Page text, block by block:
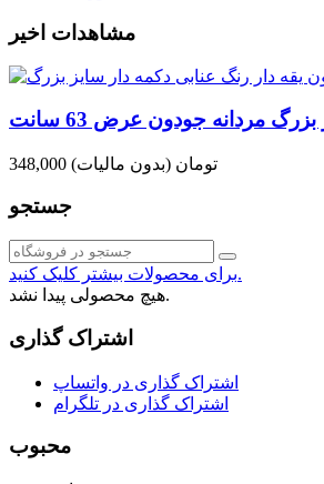
مشاهدات اخیر
مردانه جودون عرض 63 سانت
348,000 تومان (بدون مالیات)
جستجو
برای محصولات بیشتر کلیک کنید.
هیچ محصولی پیدا نشد.
اشتراک گذاری
اشتراک گذاری در واتساپ
اشتراک گذاری در تلگرام
محبوب